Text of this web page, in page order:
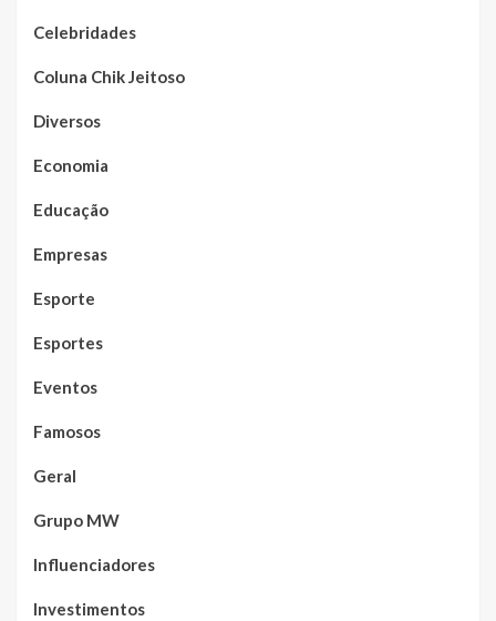
Celebridades
Coluna Chik Jeitoso
Diversos
Economia
Educação
Empresas
Esporte
Esportes
Eventos
Famosos
Geral
Grupo MW
Influenciadores
Investimentos